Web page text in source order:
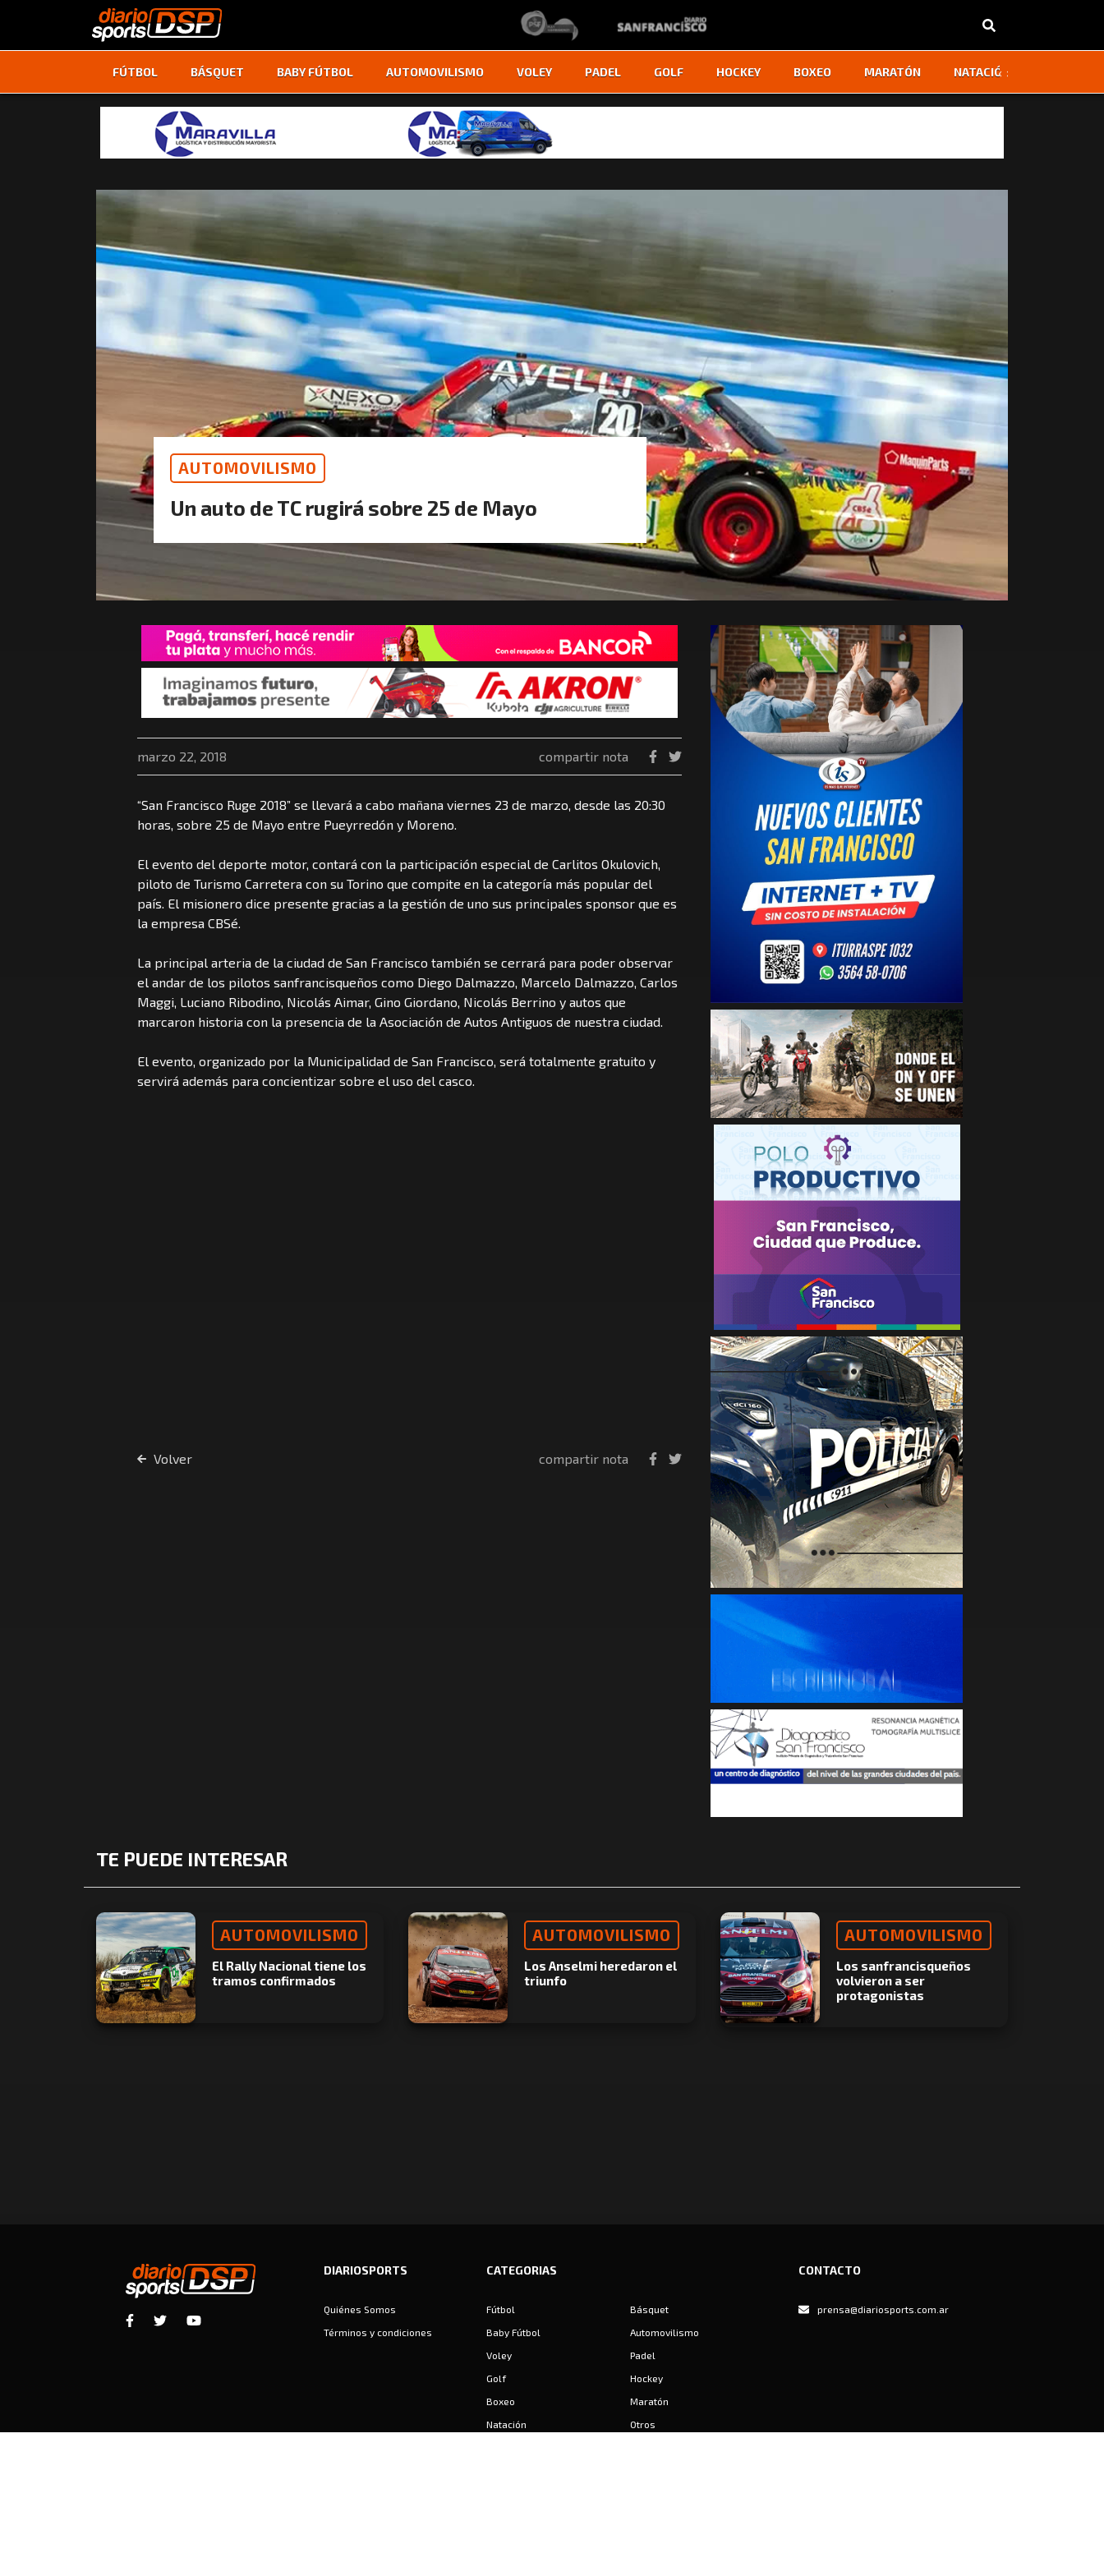
FÚTBOL BÁSQUET BABY FÚTBOL AUTOMOVILISMO VOLEY PADEL GOLF HOCKEY BOXEO MARATÓN NATACIÓN
‹ ›
AUTOMOVILISMO
Un auto de TC rugirá sobre 25 de Mayo
marzo 22, 2018 compartir nota
“San Francisco Ruge 2018” se llevará a cabo mañana viernes 23 de marzo, desde las 20:30
horas, sobre 25 de Mayo entre Pueyrredón y Moreno.
El evento del deporte motor, contará con la participación especial de Carlitos Okulovich,
piloto de Turismo Carretera con su Torino que compite en la categoría más popular del
país. El misionero dice presente gracias a la gestión de uno sus principales sponsor que es
la empresa CBSé.
La principal arteria de la ciudad de San Francisco también se cerrará para poder observar
el andar de los pilotos sanfrancisqueños como Diego Dalmazzo, Marcelo Dalmazzo, Carlos
Maggi, Luciano Ribodino, Nicolás Aimar, Gino Giordano, Nicolás Berrino y autos que
marcaron historia con la presencia de la Asociación de Autos Antiguos de nuestra ciudad.
El evento, organizado por la Municipalidad de San Francisco, será totalmente gratuito y
servirá además para concientizar sobre el uso del casco.
Volver compartir nota
TE PUEDE INTERESAR
AUTOMOVILISMO
El Rally Nacional tiene los
tramos confirmados
AUTOMOVILISMO
Los Anselmi heredaron el
triunfo
AUTOMOVILISMO
Los sanfrancisqueños
volvieron a ser
protagonistas
DIARIOSPORTS
Quiénes Somos
Términos y condiciones
CATEGORIAS
Fútbol
Básquet
Baby Fútbol
Automovilismo
Voley
Padel
Golf
Hockey
Boxeo
Maratón
Natación
Otros
CONTACTO
prensa@diariosports.com.ar